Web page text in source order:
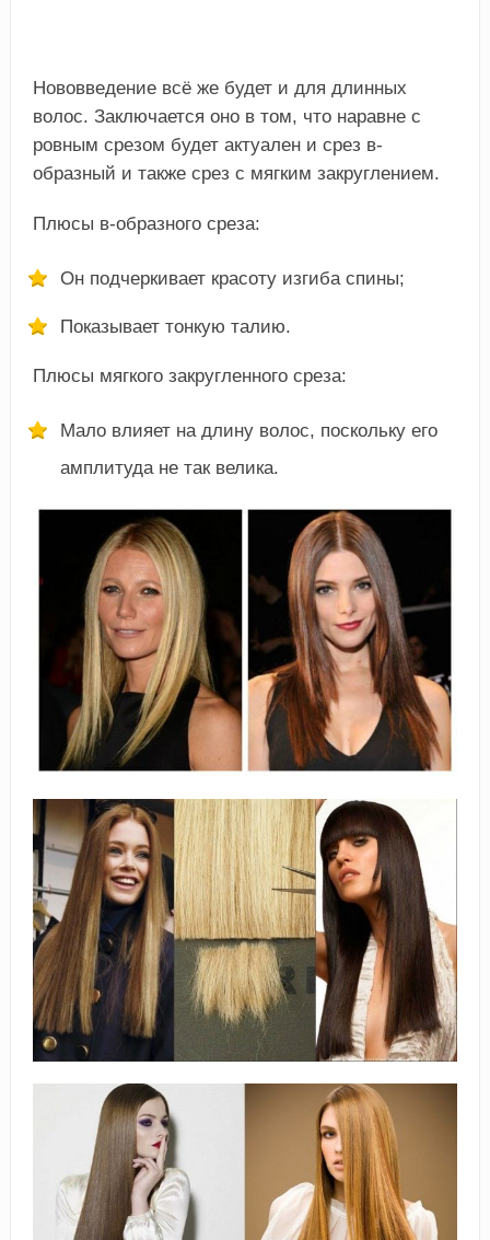
Нововведение всё же будет и для длинных
волос. Заключается оно в том, что наравне с
ровным срезом будет актуален и срез в-
образный и также срез с мягким закруглением.
Плюсы в-образного среза:
Он подчеркивает красоту изгиба спины;
Показывает тонкую талию.
Плюсы мягкого закругленного среза:
Мало влияет на длину волос, поскольку его
амплитуда не так велика.